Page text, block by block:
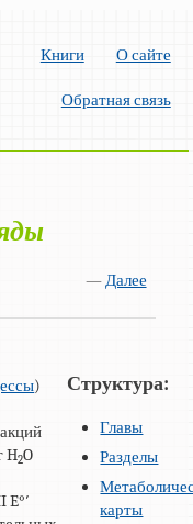
Книги О сайте
Обратная связь
—Далее
)
H2O
Структура:
Главы
Разделы
карты